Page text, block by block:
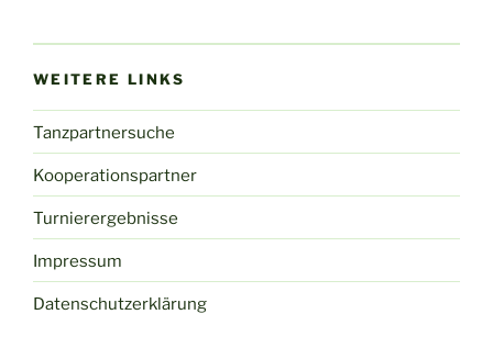
WEITERE LINKS
Tanzpartnersuche
Kooperationspartner
Turnierergebnisse
Impressum
Datenschutzerklärung